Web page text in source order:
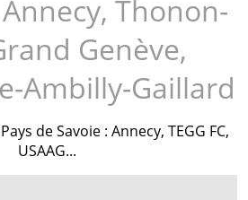
Thonon-
Genève,
Ambilly-Gaillard
de Savoie : Annecy, TEGG FC,
USAAG...